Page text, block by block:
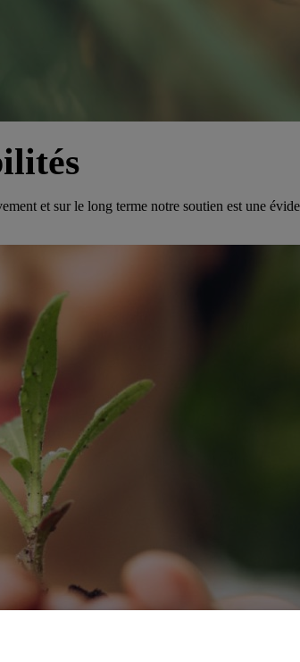
et sur le long terme notre soutien est une